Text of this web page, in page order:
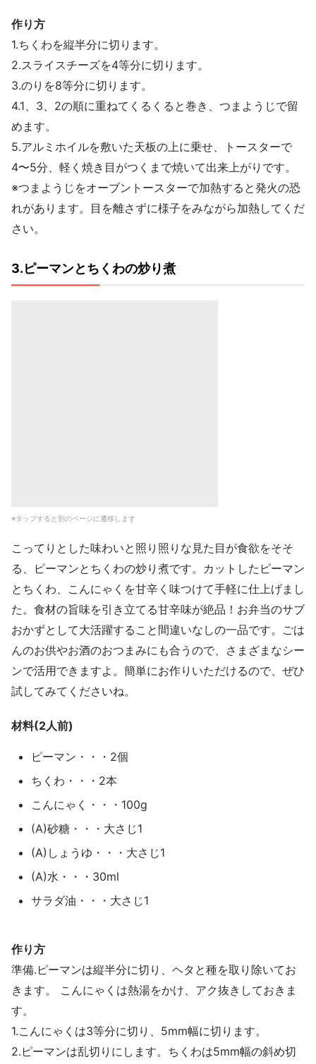
作り方
1.ちくわを縦半分に切ります。
2.スライスチーズを4等分に切ります。
3.のりを8等分に切ります。
4.1、3、2の順に重ねてくるくると巻き、つまようじで留
めます。
5.アルミホイルを敷いた天板の上に乗せ、トースターで
4〜5分、軽く焼き目がつくまで焼いて出来上がりです。
※つまようじをオーブントースターで加熱すると発火の恐
れがあります。目を離さずに様子をみながら加熱してくだ
さい。
3.ピーマンとちくわの炒り煮
※タップすると別のページに遷移します
こってりとした味わいと照り照りな見た目が食欲をそそ
る、ピーマンとちくわの炒り煮です。カットしたピーマン
とちくわ、こんにゃくを甘辛く味つけて手軽に仕上げまし
た。食材の旨味を引き立てる甘辛味が絶品！お弁当のサブ
おかずとして大活躍すること間違いなしの一品です。ごは
んのお供やお酒のおつまみにも合うので、さまざまなシー
ンで活用できますよ。簡単にお作りいただけるので、ぜひ
試してみてくださいね。
材料(2人前)
ピーマン・・・2個
ちくわ・・・2本
こんにゃく・・・100g
(A)砂糖・・・大さじ1
(A)しょうゆ・・・大さじ1
(A)水・・・30ml
サラダ油・・・大さじ1
作り方
準備.ピーマンは縦半分に切り、ヘタと種を取り除いてお
きます。 こんにゃくは熱湯をかけ、アク抜きしておきま
す。
1.こんにゃくは3等分に切り、5mm幅に切ります。
2.ピーマンは乱切りにします。ちくわは5mm幅の斜め切